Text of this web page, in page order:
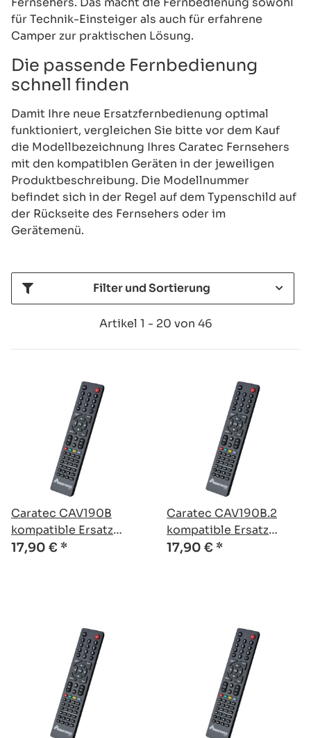
für Technik-Einsteiger als auch für erfahrene
Camper zur praktischen Lösung.
Die passende Fernbedienung
schnell finden
Damit Ihre neue Ersatzfernbedienung optimal
funktioniert, vergleichen Sie bitte vor dem Kauf
die Modellbezeichnung Ihres Caratec Fernsehers
mit den kompatiblen Geräten in der jeweiligen
Produktbeschreibung. Die Modellnummer
befindet sich in der Regel auf dem Typenschild auf
der Rückseite des Fernsehers oder im
Gerätemenü.
Filter und Sortierung
Artikel 1 - 20 von 46
Caratec CAV190B
kompatible Ersatz
Fernbedienung
17,90 € *
Caratec CAV190B.2
kompatible Ersatz
Fernbedienung
17,90 € *